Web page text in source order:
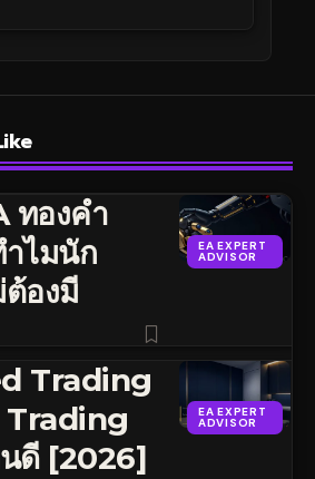
EA EXPERT
ADVISOR
ทองคำ
ไมนัก
องมี
EA EXPERT
ADVISOR
Trading
ดี [2026]